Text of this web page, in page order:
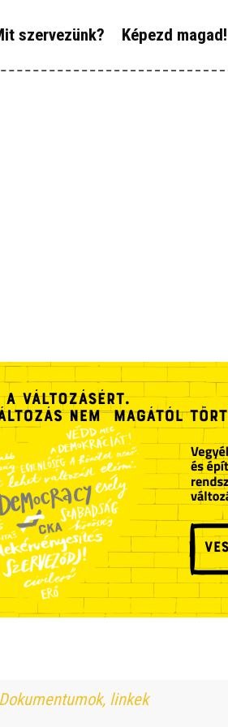
szervezünk? Képezd magad!
SZERVEZÜNK?
Dokumentumok, linkek